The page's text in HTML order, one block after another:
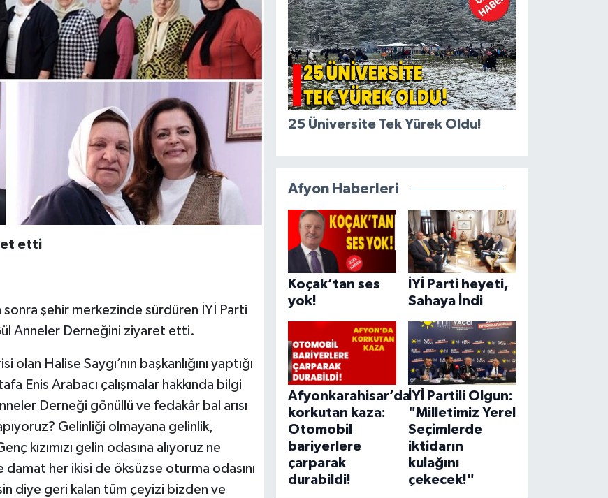
etti
sonra şehir merkezinde sürdüren İYİ Parti
Anneler Derneğini ziyaret etti.
Halise Saygı’nın başkanlığını yaptığı
Enis Arabacı çalışmalar hakkında bilgi
Derneği gönüllü ve fedakâr bal arısı
Gelinliği olmayana gelinlik,
kızımızı gelin odasına alıyoruz ne
her ikisi de öksüzse oturma odasını
diye geri kalan tüm çeyizi bizden ve
25 Üniversite Tek Yürek Oldu!
Afyon Haberleri
Koçak’tan ses
yok!
İYİ Parti heyeti,
Sahaya İndi
Afyonkarahisar’da
korkutan kaza:
Otomobil
bariyerlere
çarparak
durabildi!
İYİ Partili Olgun:
"Milletimiz Yerel
Seçimlerde
iktidarın
kulağını
çekecek!"